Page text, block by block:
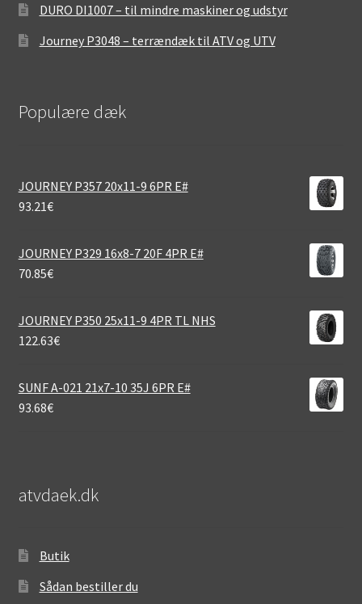
DURO DI1007 – til mindre maskiner og udstyr
Journey P3048 – terrændæk til ATV og UTV
Populære dæk
JOURNEY P357 20x11-9 6PR E#
93.21€
JOURNEY P329 16x8-7 20F 4PR E#
70.85€
JOURNEY P350 25x11-9 4PR TL NHS
122.63€
SUNF A-021 21x7-10 35J 6PR E#
93.68€
atvdaek.dk
Butik
Sådan bestiller du